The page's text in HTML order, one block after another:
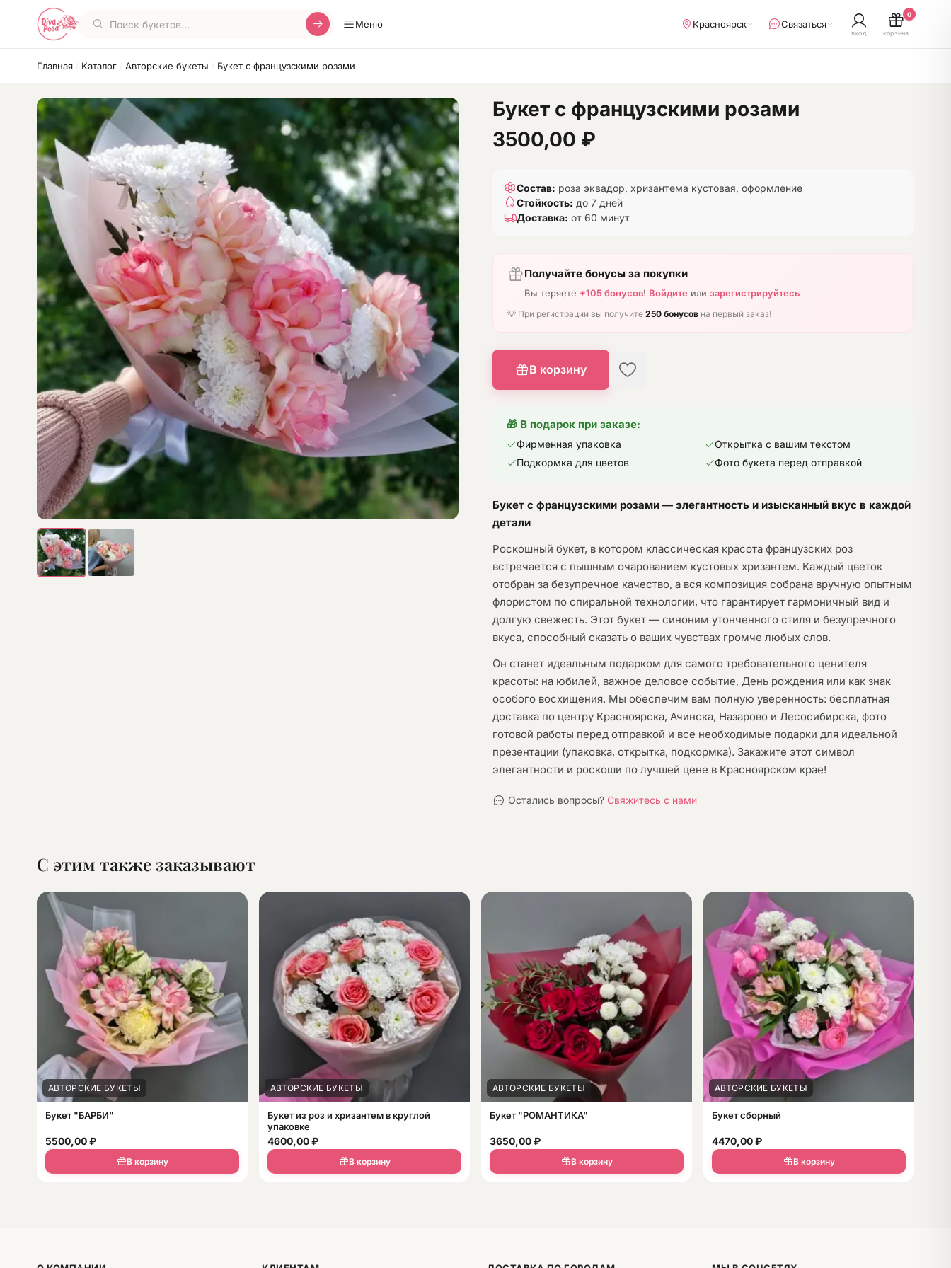
Меню Красноярск Связаться
вход корзина
0
Главная / Каталог / Авторские букеты / Букет с французскими розами
Букет с французскими розами
3500,00 ₽
Состав: роза эквадор, хризантема кустовая, оформление
Стойкость: до 7 дней
Доставка: от 60 минут
Получайте бонусы за покупки
Вы теряете +105 бонусов! Войдите или зарегистрируйтесь
💡 При регистрации вы получите 250 бонусов на первый заказ!
В корзину
🎁 В подарок при заказе:
Фирменная упаковка
Открытка с вашим текстом
Подкормка для цветов
Фото букета перед отправкой
Букет с французскими розами — элегантность и изысканный вкус в каждой
детали
Роскошный букет, в котором классическая красота французских роз
встречается с пышным очарованием кустовых хризантем. Каждый цветок
отобран за безупречное качество, а вся композиция собрана вручную опытным
флористом по спиральной технологии, что гарантирует гармоничный вид и
долгую свежесть. Этот букет — синоним утонченного стиля и безупречного
вкуса, способный сказать о ваших чувствах громче любых слов.
Он станет идеальным подарком для самого требовательного ценителя
красоты: на юбилей, важное деловое событие, День рождения или как знак
особого восхищения. Мы обеспечим вам полную уверенность: бесплатная
доставка по центру Красноярска, Ачинска, Назарово и Лесосибирска, фото
готовой работы перед отправкой и все необходимые подарки для идеальной
презентации (упаковка, открытка, подкормка). Закажите этот символ
элегантности и роскоши по лучшей цене в Красноярском крае!
Остались вопросы? Свяжитесь с нами
С этим также заказывают
АВТОРСКИЕ БУКЕТЫ
Букет "БАРБИ"
5500,00₽
В корзину
АВТОРСКИЕ БУКЕТЫ
Букет из роз и хризантем в круглой
упаковке
4600,00₽
В корзину
АВТОРСКИЕ БУКЕТЫ
Букет "РОМАНТИКА"
3650,00₽
В корзину
АВТОРСКИЕ БУКЕТЫ
Букет сборный
4470,00₽
В корзину